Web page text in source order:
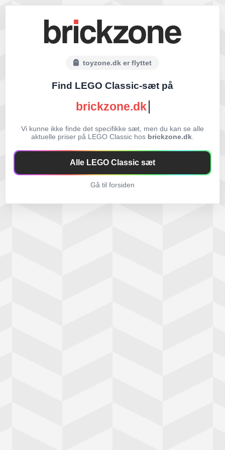
toyzone.dk er flyttet
Find LEGO Classic-sæt på
brickzone.dk
Vi kunne ikke finde det specifikke sæt, men du kan se alle
aktuelle priser på LEGO Classic hos brickzone.dk
Alle LEGO Classic sæt
Gå til forsiden